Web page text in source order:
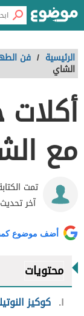
الرئيسية / فن
الشاي
مع
تمت
آخر
أضف موضوع
محتويات
١ كوكيز